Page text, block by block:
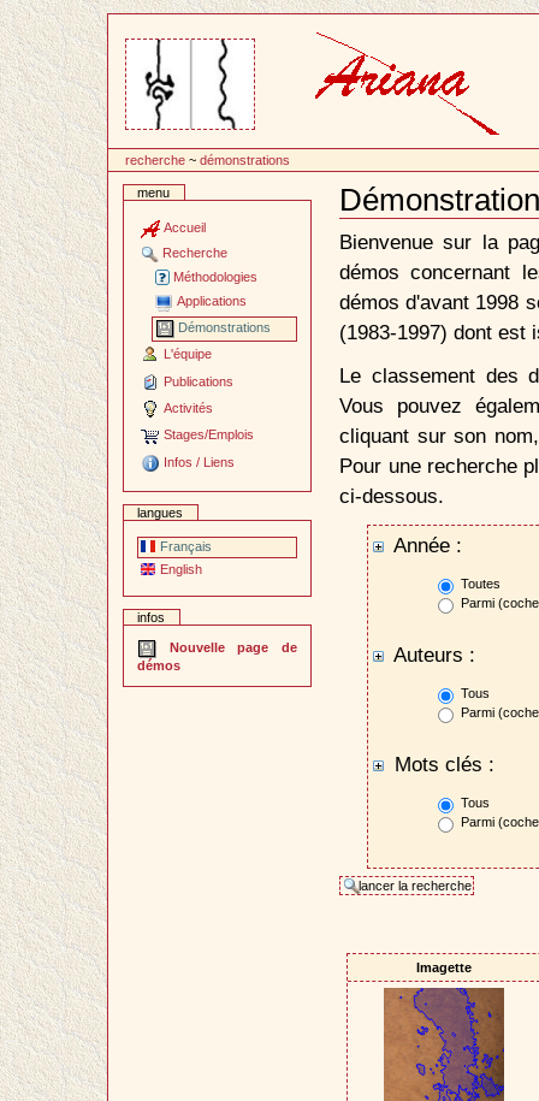
contenu
recherche ~démonstrations
menu
Accueil
Recherche
Méthodologies
Applications
Démonstrations
L'équipe
Publications
Activités
Stages/Emplois
Infos / Liens
langues
Français
English
infos
Nouvelle page de
démos
Document
Actions
Bienvenue sur la
démos concernant
démos d'avant 1998
(1983-1997) dont est
Le classement des
Vous pouvez
cliquant sur son
Pour une recherche
ci-dessous.
Année :
Toutes
Parmi
Auteurs :
Tous
Parmi
Mots clés :
Tous
Parmi
Imagette